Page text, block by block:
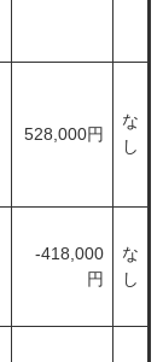
528,000円
な
し
-418,000
円
な
し